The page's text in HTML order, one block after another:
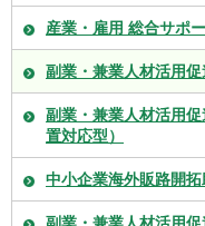
産業・雇用 総合サポ
副業・兼業人材活用
副業・兼業人材活用
置対応型）
中小企業海外販路開
副業・兼業人材活用